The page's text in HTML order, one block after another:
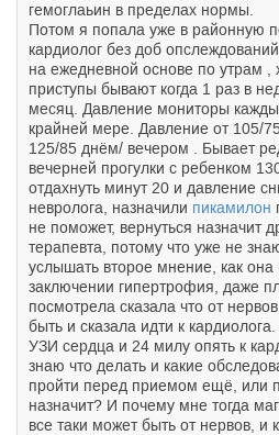
гемоглаьин в пределах нормы.
Потом я попала уже в районную
кардиолог без доб
на ежедневной основе по утрам ,
приступы бывают когда 1 раз в
месяц. Давление мониторы
крайней мере. Давление от 105/
125/85 днём/ вечером . Бывает
вечерней прогулки с ребенком
отдахнуть минут 20 и давление
невролога, назначили пикамилон
не поможет, вернуться назначит
терапевта, потому что уже не
услышать второе мнение, как она
заключении гипертрофия, даже
посмотрела сказала что от
быть и сказала идти к
УЗИ сердца и 24 милу опять к
знаю что делать и какие
пройти перед приемом ещё, или
назначит? И почему мне тогда
все таки может быть от нервов, и